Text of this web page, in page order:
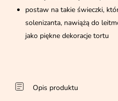
postaw na takie świeczki,
solenizanta, nawiążą do
jako piękne dekoracje tortu
Opis produktu